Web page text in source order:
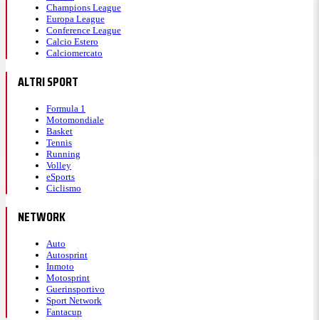
Champions League
Europa League
Conference League
Calcio Estero
Calciomercato
ALTRI SPORT
Formula 1
Motomondiale
Basket
Tennis
Running
Volley
eSports
Ciclismo
NETWORK
Auto
Autosprint
Inmoto
Motosprint
Guerinsportivo
Sport Network
Fantacup